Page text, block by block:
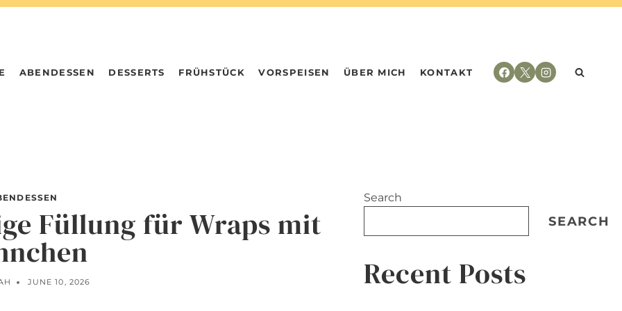
ABENDESSEN DESSERTS FRÜHSTÜCK VORSPEISEN ÜBER MICH KONTAKT
Füllung für Wraps mit
JUNE 10, 2026
Search
SEARCH
Recent Posts